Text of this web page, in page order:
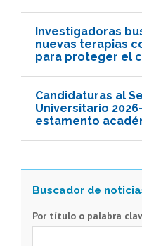
Investigadoras
nuevas terapias
para proteger el
Candidaturas al
Universitario
estamento
Por título o palabra